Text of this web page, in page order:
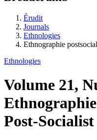
Érudit
Journals
Ethnologies
Ethnographie
Ethnologies
Volume 21,
Post-